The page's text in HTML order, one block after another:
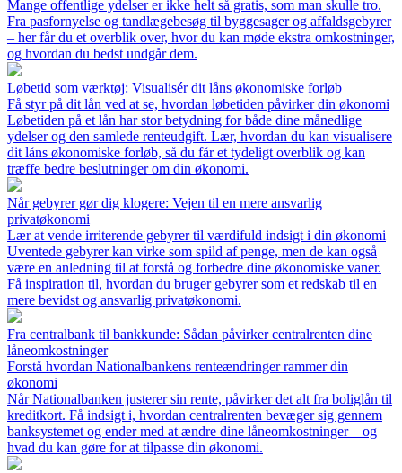
Mange offentlige ydelser er ikke helt så gratis, som man skulle tro.
Fra pasfornyelse og tandlægebesøg til byggesager og affaldsgebyrer
– her får du et overblik over, hvor du kan møde ekstra omkostninger,
og hvordan du bedst undgår dem.
Løbetid som værktøj: Visualisér dit låns økonomiske forløb
Få styr på dit lån ved at se, hvordan løbetiden påvirker din økonomi
Løbetiden på et lån har stor betydning for både dine månedlige
ydelser og den samlede renteudgift. Lær, hvordan du kan visualisere
dit låns økonomiske forløb, så du får et tydeligt overblik og kan
træffe bedre beslutninger om din økonomi.
Når gebyrer gør dig klogere: Vejen til en mere ansvarlig
privatøkonomi
Lær at vende irriterende gebyrer til værdifuld indsigt i din økonomi
Uventede gebyrer kan virke som spild af penge, men de kan også
være en anledning til at forstå og forbedre dine økonomiske vaner.
Få inspiration til, hvordan du bruger gebyrer som et redskab til en
mere bevidst og ansvarlig privatøkonomi.
Fra centralbank til bankkunde: Sådan påvirker centralrenten dine
låneomkostninger
Forstå hvordan Nationalbankens renteændringer rammer din
økonomi
Når Nationalbanken justerer sin rente, påvirker det alt fra boliglån til
kreditkort. Få indsigt i, hvordan centralrenten bevæger sig gennem
banksystemet og ender med at ændre dine låneomkostninger – og
hvad du kan gøre for at tilpasse din økonomi.